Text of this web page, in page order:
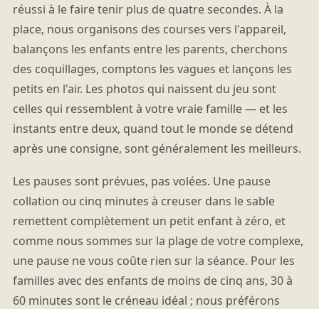
réussi à le faire tenir plus de quatre secondes. À la
place, nous organisons des courses vers l'appareil,
balançons les enfants entre les parents, cherchons
des coquillages, comptons les vagues et lançons les
petits en l'air. Les photos qui naissent du jeu sont
celles qui ressemblent à votre vraie famille — et les
instants entre deux, quand tout le monde se détend
après une consigne, sont généralement les meilleurs.
Les pauses sont prévues, pas volées. Une pause
collation ou cinq minutes à creuser dans le sable
remettent complètement un petit enfant à zéro, et
comme nous sommes sur la plage de votre complexe,
une pause ne vous coûte rien sur la séance. Pour les
familles avec des enfants de moins de cinq ans, 30 à
60 minutes sont le créneau idéal ; nous préférons